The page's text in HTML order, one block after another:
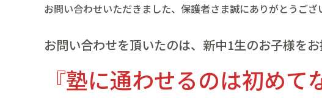
お問い合わせいただきました、保護者さま誠にありがとうござ
お問い合わせを頂いたのは、新中1生のお子様をお
『塾に通わせるのは初めて